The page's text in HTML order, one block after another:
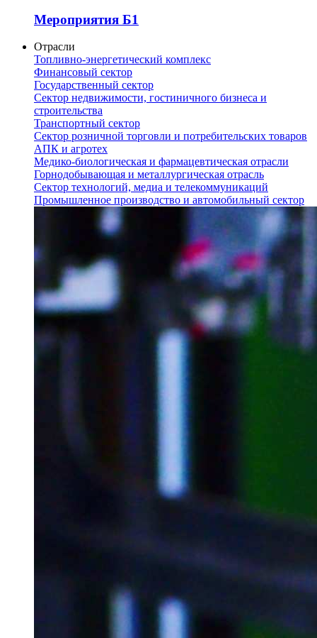
Мероприятия Б1
Отрасли
Топливно-энергетический комплекс
Финансовый сектор
Государственный сектор
Сектор недвижимости, гостиничного бизнеса и
строительства
Транспортный сектор
Сектор розничной торговли и потребительских товаров
АПК и агротех
Медико-биологическая и фармацевтическая отрасли
Горнодобывающая и металлургическая отрасль
Сектор технологий, медиа и телекоммуникаций
Промышленное производство и автомобильный сектор